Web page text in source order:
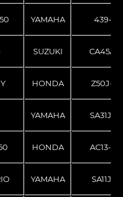
YAMAHA 439-
SUZUKI CA45A-
HONDA Z50J-
YAMAHA SA31J-
HONDA AC13-
YAMAHA SA11J-